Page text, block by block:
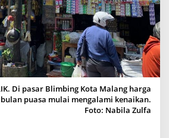
A
B
A
N
P
O
K
O
Di pasar Blimbing Kota Malang harga
puasa mulai mengalami kenaikan.
Foto: Nabila Zulfa